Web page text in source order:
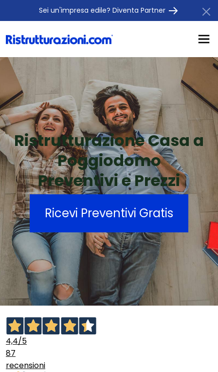
Sei un'impresa edile? Diventa Partner
Ristrutturazione Casa a
Poggiodomo
Preventivi e Prezzi
Ricevi Preventivi Gratis
4,4/5
87
recensioni